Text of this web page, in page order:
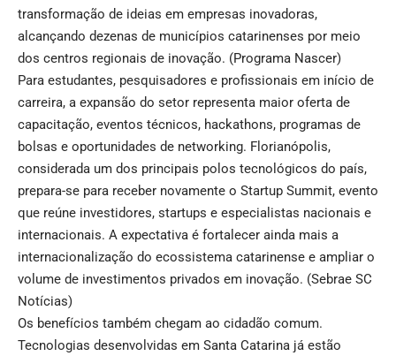
transformação de ideias em empresas inovadoras,
alcançando dezenas de municípios catarinenses por meio
dos centros regionais de inovação. (Programa Nascer)
Para estudantes, pesquisadores e profissionais em início de
carreira, a expansão do setor representa maior oferta de
capacitação, eventos técnicos, hackathons, programas de
bolsas e oportunidades de networking. Florianópolis,
considerada um dos principais polos tecnológicos do país,
prepara-se para receber novamente o Startup Summit, evento
que reúne investidores, startups e especialistas nacionais e
internacionais. A expectativa é fortalecer ainda mais a
internacionalização do ecossistema catarinense e ampliar o
volume de investimentos privados em inovação. (Sebrae SC
Notícias)
Os benefícios também chegam ao cidadão comum.
Tecnologias desenvolvidas em Santa Catarina já estão